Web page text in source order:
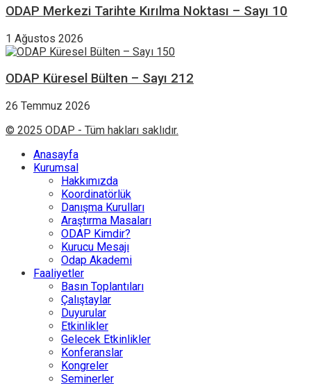
ODAP Merkezi Tarihte Kırılma Noktası – Sayı 10
1 Ağustos 2026
ODAP Küresel Bülten – Sayı 212
26 Temmuz 2026
© 2025 ODAP - Tüm hakları saklıdır.
Anasayfa
Kurumsal
Hakkımızda
Koordinatörlük
Danışma Kurulları
Araştırma Masaları
ODAP Kimdir?
Kurucu Mesajı
Odap Akademi
Faaliyetler
Basın Toplantıları
Çalıştaylar
Duyurular
Etkinlikler
Gelecek Etkinlikler
Konferanslar
Kongreler
Seminerler